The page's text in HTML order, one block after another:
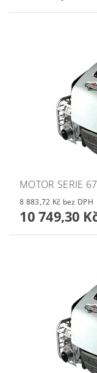
MOTOR SERIE
8 883,72 Kč bez DPH
10 749,30